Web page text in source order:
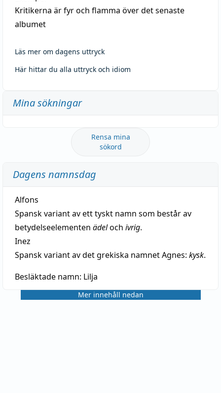
Kritikerna är fyr och flamma över det senaste
albumet
Läs mer om dagens uttryck
Här hittar du alla uttryck och idiom
Mina sökningar
Rensa mina
sökord
Dagens namnsdag
Alfons
Spansk variant av ett tyskt namn som består av
betydelseelementen ädeloch ivrig.
Inez
Spansk variant av det grekiska namnet Agnes: kysk.
Besläktade namn: Lilja
Mer innehåll nedan